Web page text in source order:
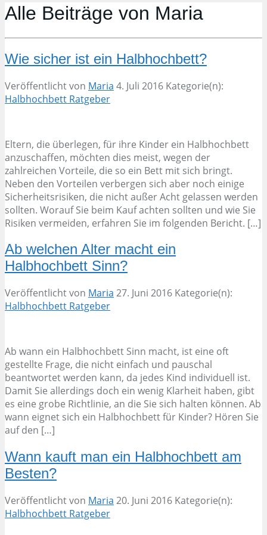
Alle Beiträge von Maria
Wie sicher ist ein Halbhochbett?
Veröffentlicht von Maria 4. Juli 2016 Kategorie(n):
Halbhochbett Ratgeber
Eltern, die überlegen, für ihre Kinder ein Halbhochbett
anzuschaffen, möchten dies meist, wegen der
zahlreichen Vorteile, die so ein Bett mit sich bringt.
Neben den Vorteilen verbergen sich aber noch einige
Sicherheitsrisiken, die nicht außer Acht gelassen werden
sollten. Worauf Sie beim Kauf achten sollten und wie Sie
Risiken vermeiden, erfahren Sie im folgenden Bericht. […]
Ab welchen Alter macht ein
Halbhochbett Sinn?
Veröffentlicht von Maria 27. Juni 2016 Kategorie(n):
Halbhochbett Ratgeber
Ab wann ein Halbhochbett Sinn macht, ist eine oft
gestellte Frage, die nicht einfach und pauschal
beantwortet werden kann, da jedes Kind individuell ist.
Damit Sie allerdings doch ein wenig Klarheit haben, gibt
es eine grobe Richtlinie, an die Sie sich halten können. Ab
wann eignet sich ein Halbhochbett für Kinder? Hören Sie
auf den […]
Wann kauft man ein Halbhochbett am
Besten?
Veröffentlicht von Maria 20. Juni 2016 Kategorie(n):
Halbhochbett Ratgeber